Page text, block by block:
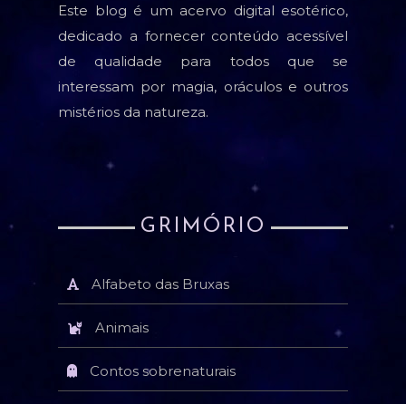
Este blog é um acervo digital esotérico,
dedicado a fornecer conteúdo acessível
de qualidade para todos que se
interessam por magia, oráculos e outros
mistérios da natureza.
GRIMÓRIO
Alfabeto das Bruxas
Animais
Contos sobrenaturais